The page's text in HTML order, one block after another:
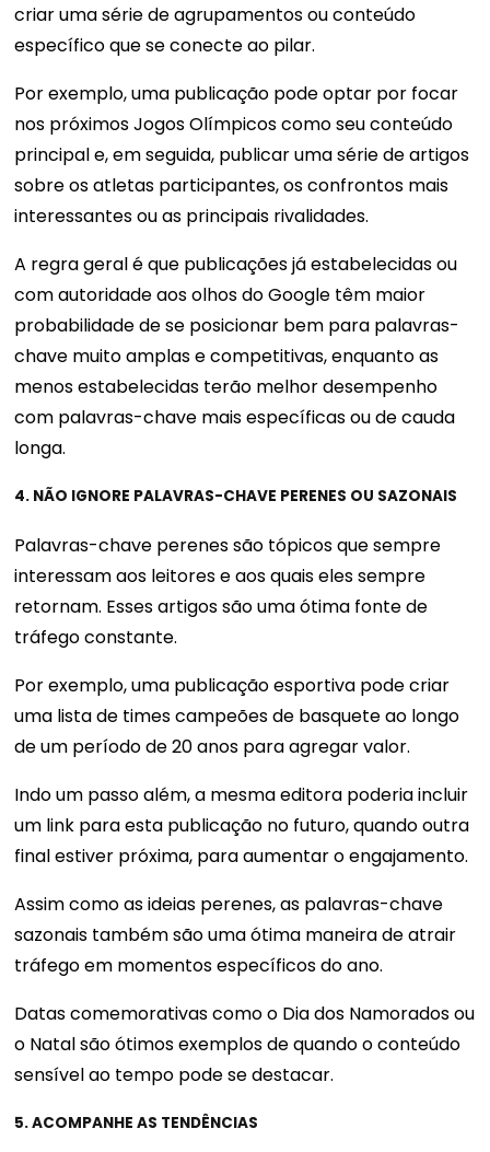
criar uma série de agrupamentos ou conteúdo
específico que se conecte ao pilar.
Por exemplo, uma publicação pode optar por focar
nos próximos Jogos Olímpicos como seu conteúdo
principal e, em seguida, publicar uma série de artigos
sobre os atletas participantes, os confrontos mais
interessantes ou as principais rivalidades.
A regra geral é que publicações já estabelecidas ou
com autoridade aos olhos do Google têm maior
probabilidade de se posicionar bem para palavras-
chave muito amplas e competitivas, enquanto as
menos estabelecidas terão melhor desempenho
com palavras-chave mais específicas ou de cauda
longa.
4. NÃO IGNORE PALAVRAS-CHAVE PERENES OU SAZONAIS
Palavras-chave perenes são tópicos que sempre
interessam aos leitores e aos quais eles sempre
retornam. Esses artigos são uma ótima fonte de
tráfego constante.
Por exemplo, uma publicação esportiva pode criar
uma lista de times campeões de basquete ao longo
de um período de 20 anos para agregar valor.
Indo um passo além, a mesma editora poderia incluir
um link para esta publicação no futuro, quando outra
final estiver próxima, para aumentar o engajamento.
Assim como as ideias perenes, as palavras-chave
sazonais também são uma ótima maneira de atrair
tráfego em momentos específicos do ano.
Datas comemorativas como o Dia dos Namorados ou
o Natal são ótimos exemplos de quando o conteúdo
sensível ao tempo pode se destacar.
5. ACOMPANHE AS TENDÊNCIAS